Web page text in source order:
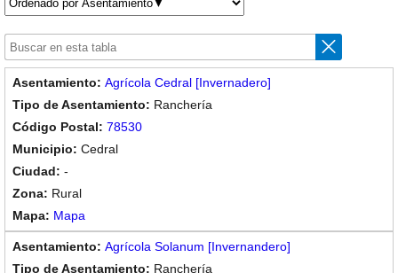
Agrícola Cedral [Invernadero]
Ranchería
78530
Cedral
-
Rural
Mapa
Agrícola Solanum [Invernandero]
Ranchería